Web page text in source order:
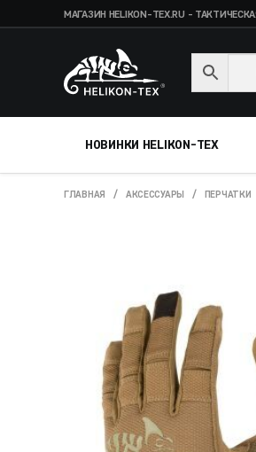
МАГАЗИН HELIKON-TEX.RU -
Skip
Skip
НОВИНКИ HELIKON-TEX
ГЛАВНАЯ / АКСЕССУАРЫ / ПЕРЧАТКИ